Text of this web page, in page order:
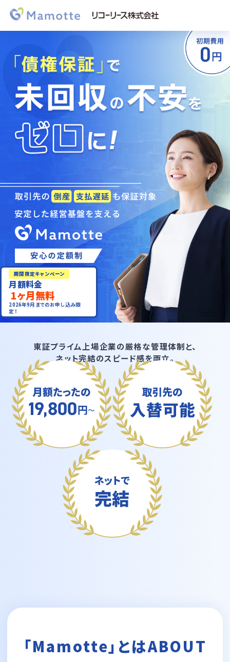
期間限定キャンペーン
月額料金
1ヶ月無料
2026年9月までのお申し込み限
定！
東証プライム上場企業の厳格な管理体制と、
ネット完結のスピード感を両立。
「Mamotte」とはABOUT